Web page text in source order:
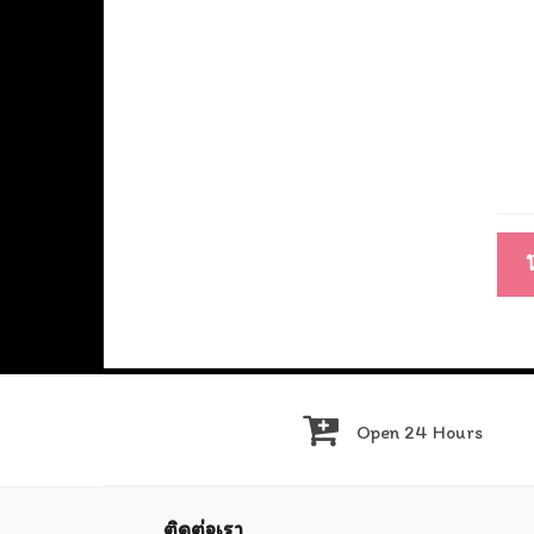
เรื่อง
Open 24 Hours
ติดต่อเรา